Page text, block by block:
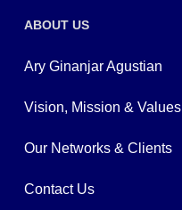
ABOUT US
Ary Ginanjar Agustian
Vision, Mission & Values
Our Networks & Clients
Contact Us